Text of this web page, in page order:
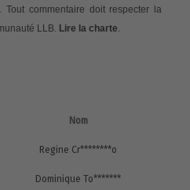
. Tout commentaire doit respecter la
LLB. Lire la charte.
Nom
Regine Cr********o
Dominique To*******